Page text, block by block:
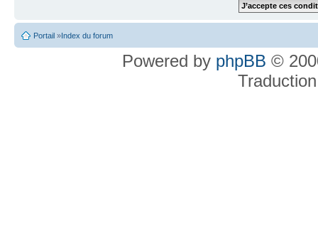
Portail »Index du forum
Powered by phpBB ©